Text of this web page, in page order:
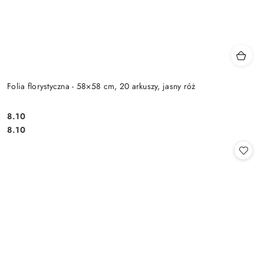
Folia florystyczna - 58×58 cm, 20 arkuszy, jasny róż
Cena:
8.10
Cena:
8.10